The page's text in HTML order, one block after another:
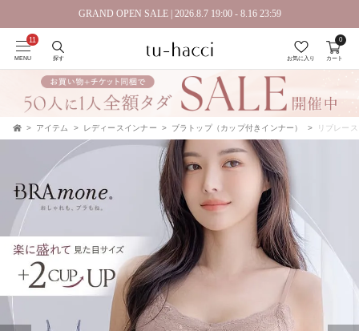
GRAND OPEN SALE | 2026.8.7 19:00 - 8.16 23:59
MENU 探す お気に入り カート
0
アイテム レディースインナー ブラトップ（カップ付きインナー） リブレー